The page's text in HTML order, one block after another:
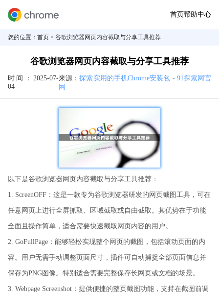
首页帮助中心
您的位置： 首页 > 谷歌浏览器网页内容截取与分享工具推荐
谷歌浏览器网页内容截取与分享工具推荐
时间： 2025-07-
04
来源：探索实用的手机Chrome安装包 - 91探索网官
网
以下是谷歌浏览器网页内容截取与分享工具推荐：
1. ScreenOFF：这是一款专为谷歌浏览器研发的网页截图工具，可在
任意网页上进行全屏抓取、区域截取或自由截取。其优势在于功能
全面且操作简单，适合需要快速截取网页内容的用户。
2. GoFullPage：能够轻松实现整个网页的截图，包括滚动页面的内
容。用户无需手动调整页面尺寸，插件可自动捕捉全部页面信息并
保存为PNG图像。特别适合需要完整保存长网页或文档的场景。
3. Webpage Screenshot：提供便捷的整页截图功能，支持在截图前调